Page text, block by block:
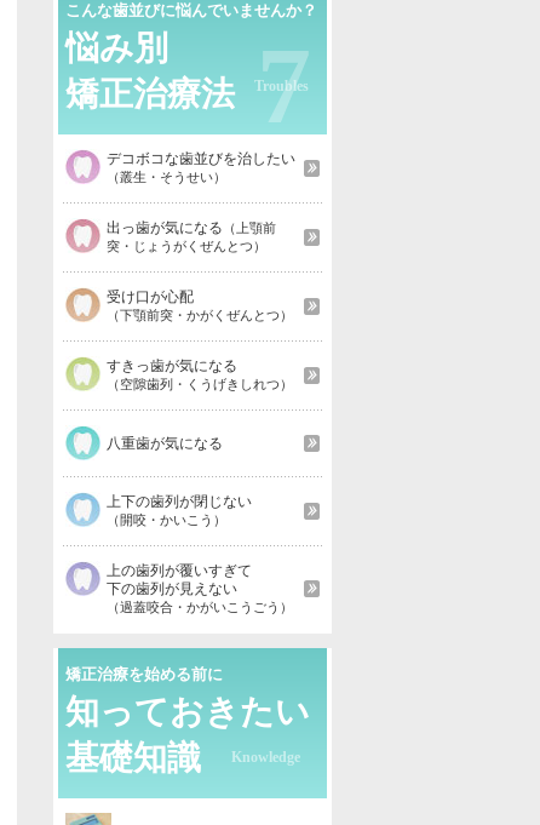
こんな歯並びに悩んでいませんか？
悩み別
矯正治療法 7
デコボコな歯並びを治したい
（叢生・そうせい）
出っ歯が気になる （上顎前
突・じょうがくぜんとつ）
受け口が心配
（下顎前突・かがくぜんとつ）
すきっ歯が気になる
（空隙歯列・くうげきしれつ）
八重歯が気になる
上下の歯列が閉じない
（開咬・かいこう）
上の歯列が覆いすぎて
下の歯列が見えない
（過蓋咬合・かがいこうごう）
矯正治療を始める前に
知っておきたい
基礎知識